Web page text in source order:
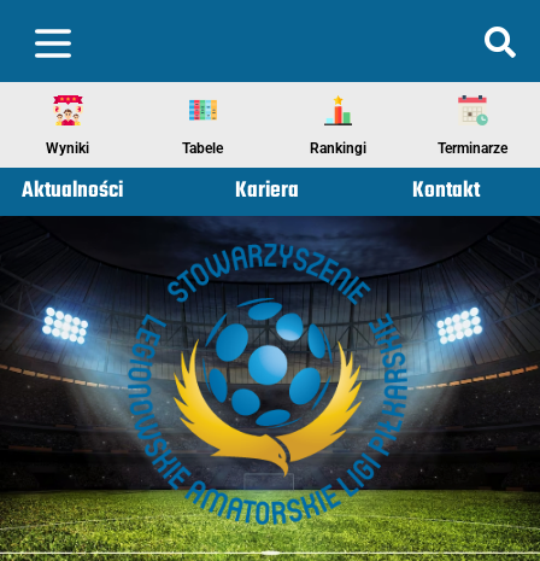
Wyniki Tabele Rankingi Terminarze
Aktualności Kariera Kontakt